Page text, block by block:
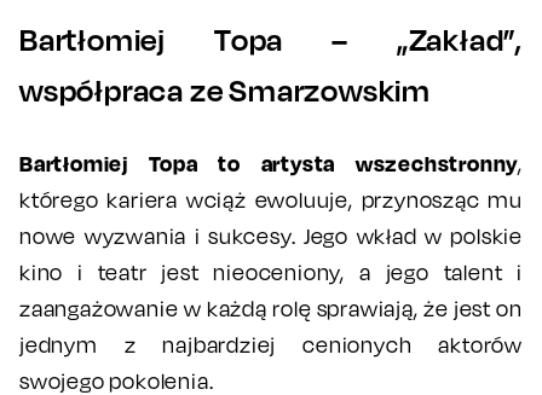
Bartłomiej Topa – „Zakład”,
współpraca ze Smarzowskim
Bartłomiej Topa to artysta wszechstronny,
którego kariera wciąż ewoluuje, przynosząc mu
nowe wyzwania i sukcesy. Jego wkład w polskie
kino i teatr jest nieoceniony, a jego talent i
zaangażowanie w każdą rolę sprawiają, że jest on
jednym z najbardziej cenionych aktorów
swojego pokolenia.